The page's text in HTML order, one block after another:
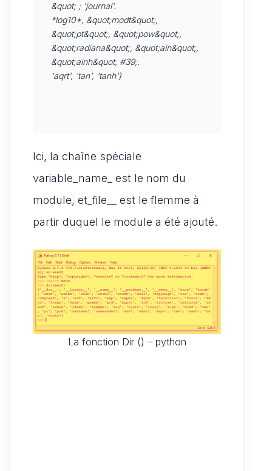
&quot; ; 'journal'.
*log10*, &quot;modt&quot;,
&quot;pt&quot;, &quot;pow&quot;,
&quot;radiana&quot;, &quot;ain&quot;,
&quot;ainh&quot; #39;.
Ici, la chaîne spéciale
variable_name_ est le nom du
module, et_file__ est le flemme à
partir duquel le module a été ajouté.
La fonction Dir () – python